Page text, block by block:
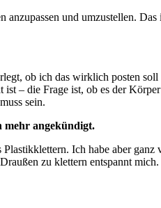
und umzustellen. Das
ob ich das wirklich posten
– die Frage ist, ob es der
sein.
mehr angekündigt.
Ich habe aber ganz
zu klettern entspannt